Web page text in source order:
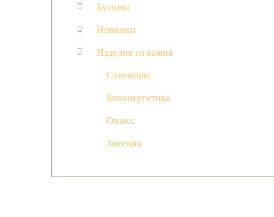
Бусины
Новинки
Изделия из камня
Сувениры
Биоэнергетика
Оникс
Змеевик